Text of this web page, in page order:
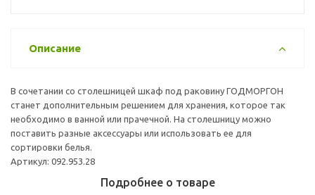
Описание
В сочетании со столешницей шкаф под раковину ГОДМОРГОН
станет дополнительным решением для хранения, которое так
необходимо в ванной или прачечной. На столешницу можно
поставить разные аксессуары или использовать ее для
сортировки белья.
Артикул: 092.953.28
Подробнее о товаре